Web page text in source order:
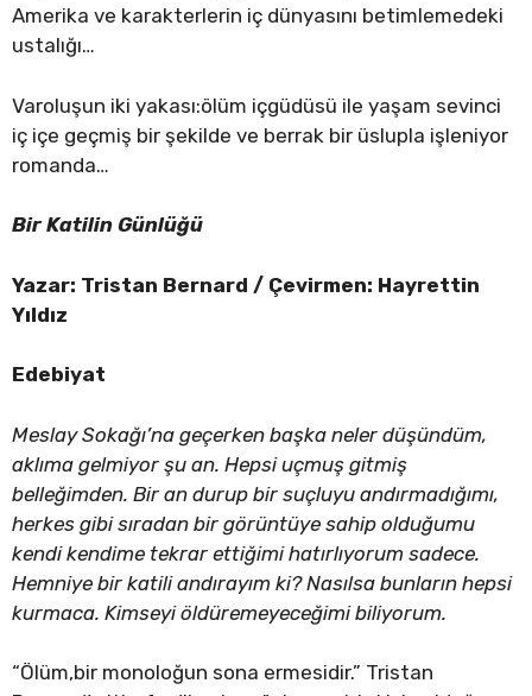
Amerika ve karakterlerin iç dünyasını betimlemedeki
ustalığı…
Varoluşun iki yakası:ölüm içgüdüsü ile yaşam sevinci
iç içe geçmiş bir şekilde ve berrak bir üslupla işleniyor
romanda…
Bir Katilin Günlüğü
Yazar: Tristan Bernard / Çevirmen: Hayrettin
Yıldız
Edebiyat
Meslay Sokağı’na geçerken başka neler düşündüm,
aklıma gelmiyor şu an. Hepsi uçmuş gitmiş
belleğimden. Bir an durup bir suçluyu andırmadığımı,
herkes gibi sıradan bir görüntüye sahip olduğumu
kendi kendime tekrar ettiğimi hatırlıyorum sadece.
Hemniye bir katili andırayım ki? Nasılsa bunların hepsi
kurmaca. Kimseyi öldüremeyeceğimi biliyorum.
“Ölüm,bir monoloğun sona ermesidir.” Tristan